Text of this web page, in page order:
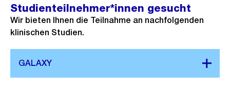
Studienteilnehmer*innen gesucht
Wir bieten Ihnen die Teilnahme an nachfolgenden
klinischen Studien.